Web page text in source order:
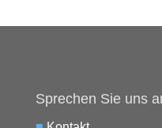
Sprechen Sie uns